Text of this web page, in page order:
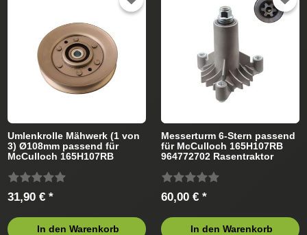
Umlenkrolle Mähwerk (1 von
3) Ø108mm passend für
McCulloch 165H107RB
31,90 € *
In den Warenkorb
Messerturm 6-Stern passend
für McCulloch 165H107RB
964772702 Rasentraktor
60,00 € *
In den Warenkorb